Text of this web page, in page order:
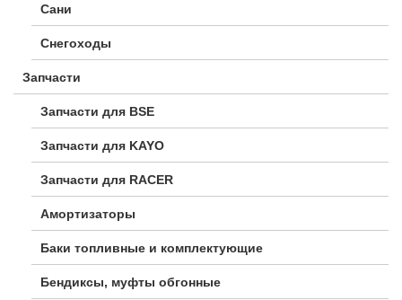
Сани
Снегоходы
Запчасти
Запчасти для BSE
Запчасти для KAYO
Запчасти для RACER
Амортизаторы
Баки топливные и комплектующие
Бендиксы, муфты обгонные